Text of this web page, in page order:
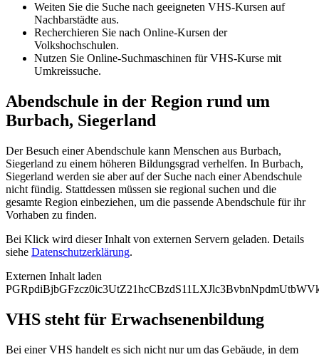
Weiten Sie die Suche nach geeigneten VHS-Kursen auf
Nachbarstädte aus.
Recherchieren Sie nach Online-Kursen der
Volkshochschulen.
Nutzen Sie Online-Suchmaschinen für VHS-Kurse mit
Umkreissuche.
Abendschule in der Region rund um
Burbach, Siegerland
Der Besuch einer Abendschule kann Menschen aus Burbach,
Siegerland zu einem höheren Bildungsgrad verhelfen. In Burbach,
Siegerland werden sie aber auf der Suche nach einer Abendschule
nicht fündig. Stattdessen müssen sie regional suchen und die
gesamte Region einbeziehen, um die passende Abendschule für ihr
Vorhaben zu finden.
Bei Klick wird dieser Inhalt von externen Servern geladen. Details
siehe Datenschutzerklärung.
Externen Inhalt laden
VHS steht für Erwachsenenbildung
Bei einer VHS handelt es sich nicht nur um das Gebäude, in dem